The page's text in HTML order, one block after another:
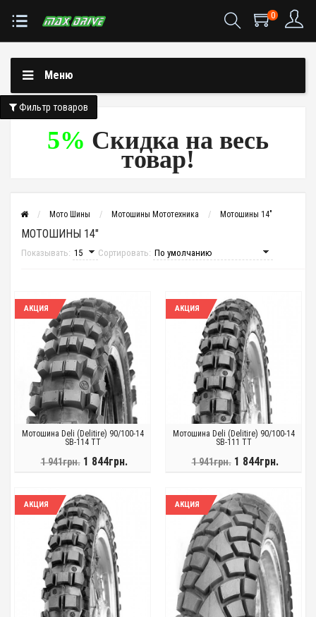
0
Меню
5% Скидка на весь
товар!
Мото Шины Мотошины Мототехника Мотошины 14"
МОТОШИНЫ 14"
Показывать: Сортировать:
АКЦИЯ
Мотошина Deli (Delitire) 90/100-14
SB-114 TT
1 941грн. 1 844грн.
АКЦИЯ
Мотошина Deli (Delitire) 90/100-14
SB-111 TT
1 941грн. 1 844грн.
АКЦИЯ АКЦИЯ
Фильтр товаров